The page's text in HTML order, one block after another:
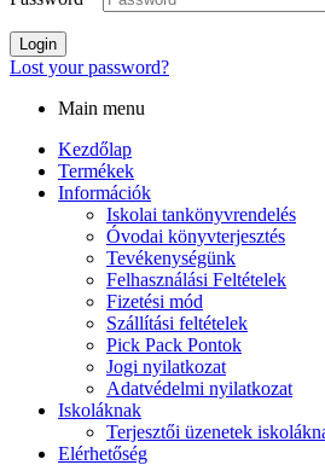
Login
Lost your password?
Main menu
Kezdőlap
Termékek
Információk
Iskolai tankönyvrendelés
Óvodai könyvterjesztés
Tevékenységünk
Felhasználási Feltételek
Fizetési mód
Szállítási feltételek
Pick Pack Pontok
Jogi nyilatkozat
Adatvédelmi nyilatkozat
Iskoláknak
Terjesztői üzenetek
Elérhetőség